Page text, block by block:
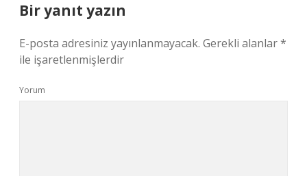
Bir yanıt yazın
E-posta adresiniz yayınlanmayacak. Gerekli alanlar*
ile işaretlenmişlerdir
Yorum